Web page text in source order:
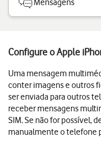
Mensagens
Configure o Apple
Uma mensagem
conter imagens e outros
ser enviada para outros
receber mensagens
SIM. Se não for possível,
manualmente o telefone